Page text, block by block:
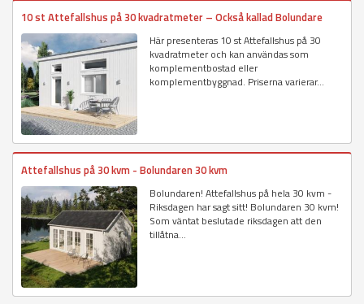
10 st Attefallshus på 30 kvadratmeter – Också kallad Bolundare
Här presenteras 10 st Attefallshus på 30
kvadratmeter och kan användas som
komplementbostad eller
komplementbyggnad. Priserna varierar...
Attefallshus på 30 kvm - Bolundaren 30 kvm
Bolundaren! Attefallshus på hela 30 kvm -
Riksdagen har sagt sitt! Bolundaren 30 kvm!
Som väntat beslutade riksdagen att den
tillåtna...